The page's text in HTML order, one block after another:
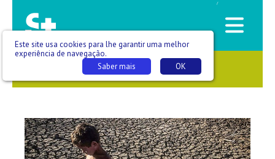
/
SAÚDE QUE SE VÊ
Este site usa cookies para lhe garantir uma melhor
experiência de navegação.
OK
Saber mais